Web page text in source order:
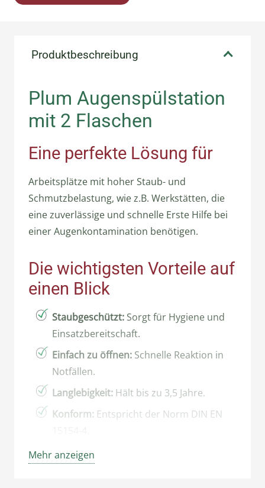
Produktbeschreibung
Plum Augenspülstation
mit 2 Flaschen
Eine perfekte Lösung für
Arbeitsplätze mit hoher Staub- und
Schmutzbelastung, wie z.B. Werkstätten, die
eine zuverlässige und schnelle Erste Hilfe bei
einer Augenkontamination benötigen.
Die wichtigsten Vorteile auf
einen Blick
Staubgeschützt: Sorgt für Hygiene und
Einsatzbereitschaft.
Einfach zu öffnen: Schnelle Reaktion in
Notfällen.
Langlebigkeit: Hält bis zu 3,5 Jahre.
Konform: Entspricht der Norm DIN EN
Mehr anzeigen